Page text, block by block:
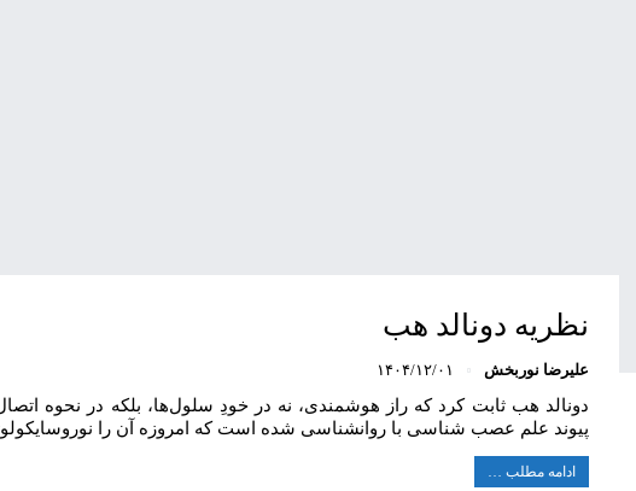
نظریه دونالد هب
علیرضا نوربخش ۱۴۰۴/۱۲/۰۱
دونالد هب ثابت کرد که راز هوشمندی، نه در خودِ سلول‌ها، بلکه در نحوه
پیوند علم عصب شناسی با روانشناسی شده است که امروزه آن را
ادامه مطلب …